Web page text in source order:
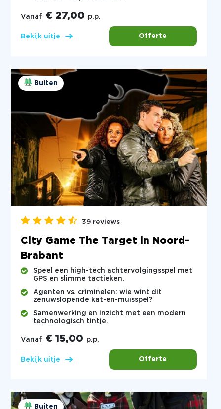
Vanaf € 27,00 p.p.
Bekijk uitje Offerte
Buiten
39 reviews
City Game The Target in Noord-
Brabant
Speel een high-tech achtervolgingsspel met
GPS en slimme tactieken.
Agenten vs. criminelen: wie wint dit
zenuwslopende kat-en-muisspel?
Samenwerking en inzicht met een modern
technologisch tintje.
Vanaf € 15,00 p.p.
Bekijk uitje Offerte
Buiten